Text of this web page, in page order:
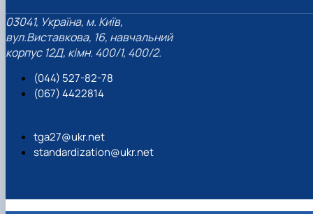
03041, Україна, м. Київ,
вул.Виставкова, 16, навчальний
корпус 12Д, кімн. 400/1, 400/2.
(044) 527-82-78
(067) 4422814
tga27@ukr.net
standardization@ukr.net